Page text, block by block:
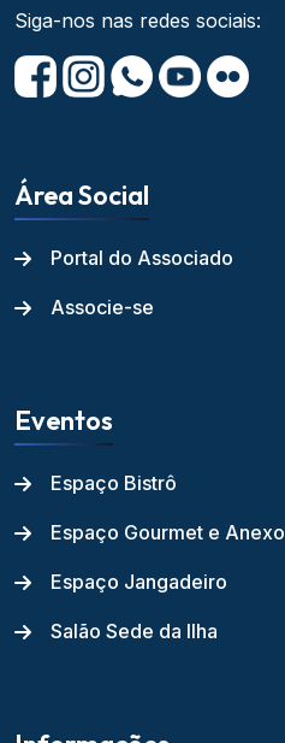
Siga-nos nas redes sociais:
Área Social
Portal do Associado
Associe-se
Eventos
Espaço Bistrô
Espaço Gourmet e Anexo
Espaço Jangadeiro
Salão Sede da Ilha